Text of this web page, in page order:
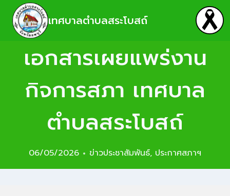
เทศบาลตำบลสระโบสถ์
เอกสารเผยแพร่งาน
กิจการสภา เทศบาล
ตำบลสระโบสถ์
06/05/2026 ข่าวประชาสัมพันธ์, ประกาศสภาฯ